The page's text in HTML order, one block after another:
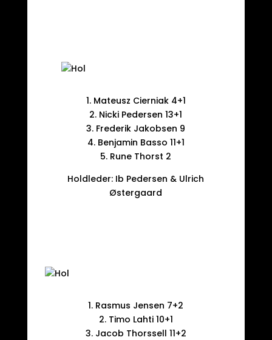
1. Mateusz Cierniak 4+1
2. Nicki Pedersen 13+1
3. Frederik Jakobsen 9
4. Benjamin Basso 11+1
5. Rune Thorst 2
Holdleder: Ib Pedersen & Ulrich
Østergaard
1. Rasmus Jensen 7+2
2. Timo Lahti 10+1
3. Jacob Thorssell 11+2